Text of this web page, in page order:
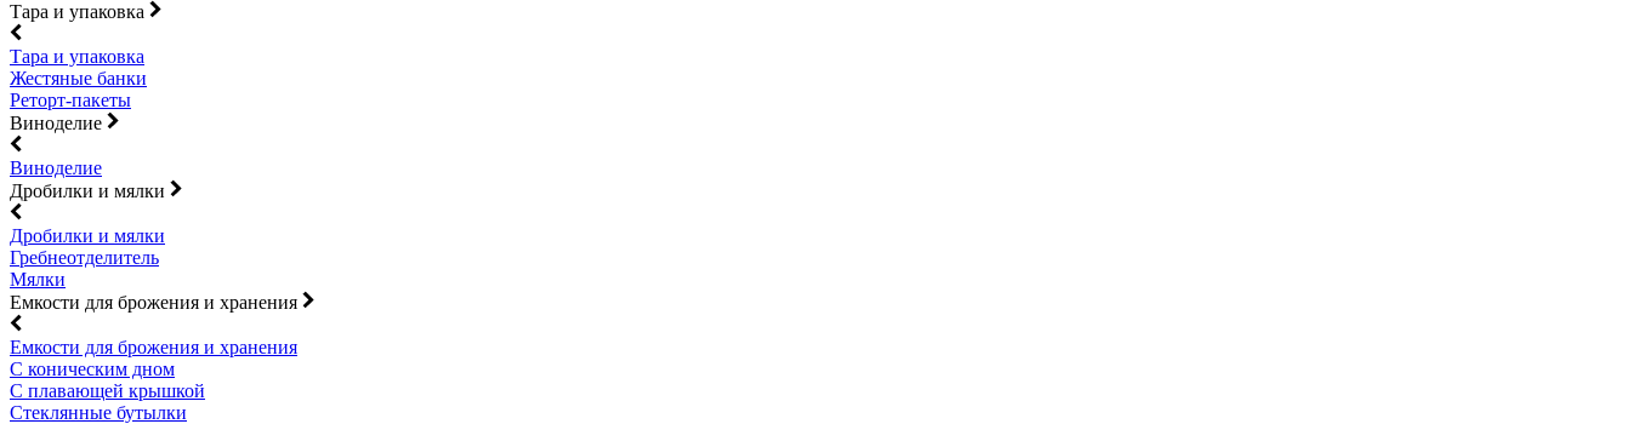
Тара и упаковка
Тара и упаковка
Жестяные банки
Реторт-пакеты
Виноделие
Виноделие
Дробилки и мялки
Дробилки и мялки
Гребнеотделитель
Мялки
Емкости для брожения и хранения
Емкости для брожения и хранения
С коническим дном
С плавающей крышкой
Стеклянные бутылки